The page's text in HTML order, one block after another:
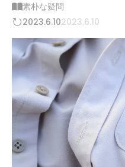
素朴な疑問
2023.6.102023.6.10